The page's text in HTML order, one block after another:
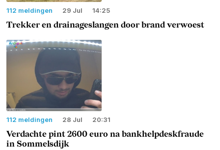
112 meldingen 29 Jul 14:25
Trekker en drainageslangen door brand verwoest
112 meldingen 28 Jul 20:31
Verdachte pint 2600 euro na bankhelpdeskfraude
in Sommelsdijk